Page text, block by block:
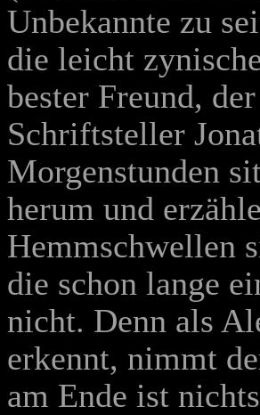
Unbekannte zu
die leicht
bester Freund,
Schriftsteller
Morgenstunden
herum und
Hemmschwellen
die schon lange
nicht. Denn als
erkennt, nimmt
am Ende ist